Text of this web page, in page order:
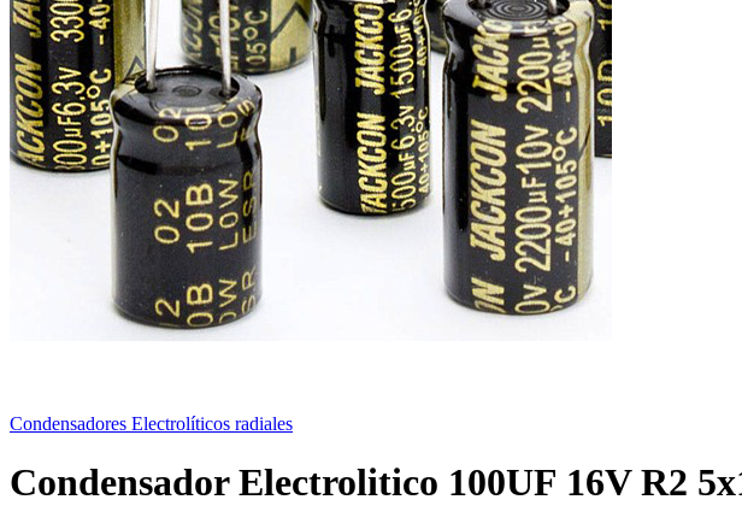
Condensadores Electrolíticos radiales
Condensador Electrolitico 100UF 16V R2